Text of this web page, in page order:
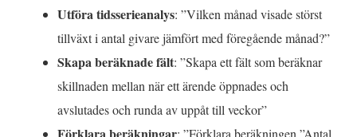
Utföra tidsserieanalys: ”Vilken månad visade störst
tillväxt i antal givare jämfört med föregående månad?”
Skapa beräknade fält: ”Skapa ett fält som beräknar
skillnaden mellan när ett ärende öppnades och
avslutades och runda av uppåt till veckor”